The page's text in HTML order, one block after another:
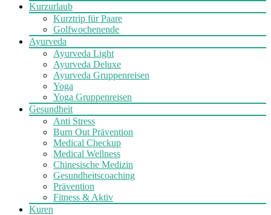
Kurzurlaub
Kurztrip für Paare
Golfwochenende
Ayurveda
Ayurveda Light
Ayurveda Deluxe
Ayurveda Gruppenreisen
Yoga
Yoga Gruppenreisen
Gesundheit
Anti Stress
Burn Out Prävention
Medical Checkup
Medical Wellness
Chinesische Medizin
Gesundheitscoaching
Prävention
Fitness & Aktiv
Kuren